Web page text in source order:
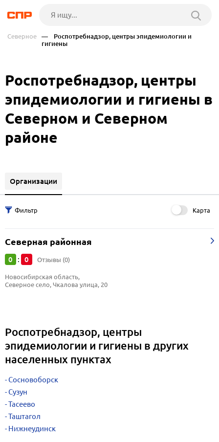
Северное
— Роспотребнадзор, центры эпидемиологии и
гигиены
Роспотребнадзор, центры
эпидемиологии и гигиены в
Северном и Северном
районе
Организации
Карта
Северная районная
0 : 0 Отзывы (0)
Новосибирская область,
Северное село, Чкалова улица, 20
Роспотребнадзор, центры
эпидемиологии и гигиены в других
населенных пунктах
Сосновоборск
Сузун
Тасеево
Таштагол
Нижнеудинск